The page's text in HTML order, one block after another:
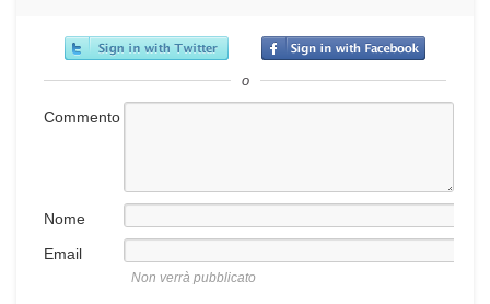
o
Commento
Nome
Email
Non verrà pubblicato